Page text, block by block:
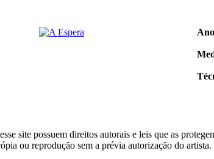
site possuem direitos autorais e leis que as
ou reprodução sem a prévia autorização do artista.